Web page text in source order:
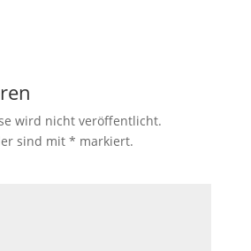
wird nicht veröffentlicht.
sind mit * markiert.